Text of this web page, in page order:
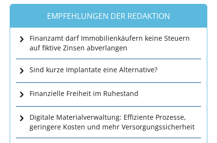
EMPFEHLUNGEN DER REDAKTION
Finanzamt darf Immobilienkäufern keine Steuern
auf fiktive Zinsen abverlangen
Sind kurze Implantate eine Alternative?
Finanzielle Freiheit im Ruhestand
Digitale Materialverwaltung: Effiziente Prozesse,
geringere Kosten und mehr Versorgungssicherheit